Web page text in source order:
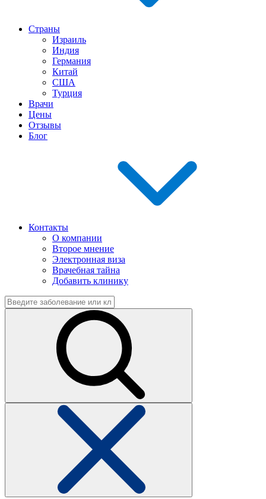
Страны
Израиль
Индия
Германия
Китай
США
Турция
Врачи
Цены
Отзывы
Блог
Контакты
О компании
Второе мнение
Электронная виза
Врачебная тайна
Добавить клинику